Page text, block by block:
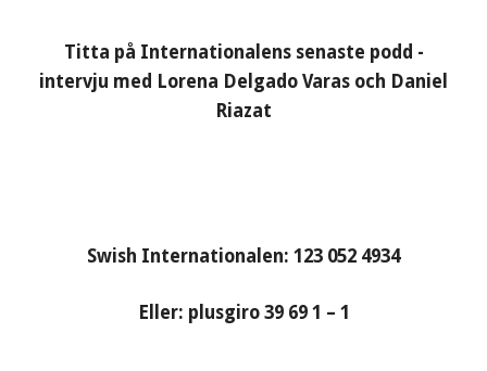
Titta på Internationalens senaste podd -
intervju med Lorena Delgado Varas och Daniel
Riazat
Swish Internationalen: 123 052 4934
Eller: plusgiro 39 69 1 – 1